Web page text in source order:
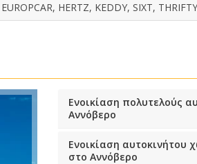
HERTZ, KEDDY, SIXT, THRIFTY
Ενοικίαση πολυτελούς
Αννόβερο
Ενοικίαση αυτοκινήτου
στο Αννόβερο